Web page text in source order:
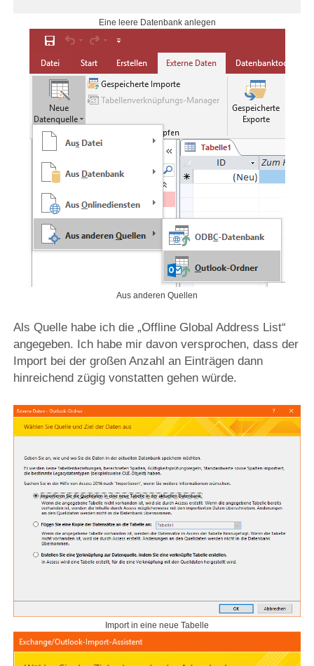
Eine leere Datenbank anlegen
Aus anderen Quellen
Als Quelle habe ich die „Offline Global Address List“
angegeben. Ich habe mir davon versprochen, dass der
Import bei der großen Anzahl an Einträgen dann
hinreichend zügig vonstatten gehen würde.
Import in eine neue Tabelle